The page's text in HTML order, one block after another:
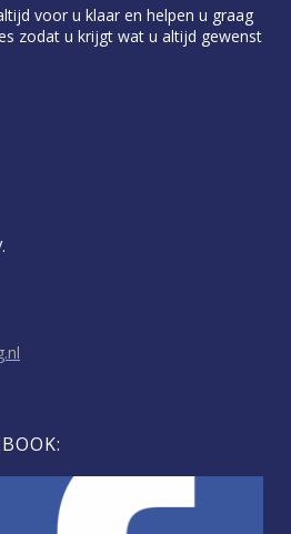
voor u klaar en helpen u graag
zodat u krijgt wat u altijd gewenst